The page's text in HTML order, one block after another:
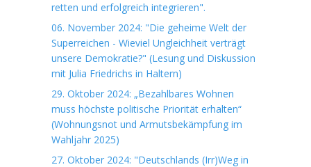
retten und erfolgreich integrieren".
06. November 2024: "Die geheime Welt der
Superreichen - Wieviel Ungleichheit verträgt
unsere Demokratie?" (Lesung und Diskussion
mit Julia Friedrichs in Haltern)
29. Oktober 2024: „Bezahlbares Wohnen
muss höchste politische Priorität erhalten“
(Wohnungsnot und Armutsbekämpfung im
Wahljahr 2025)
27. Oktober 2024: "Deutschlands (Irr)Weg in